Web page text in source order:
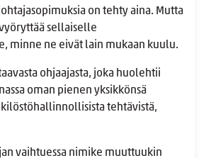
on tehty aina. Mutta
sellaiselle
minne ne eivät lain mukaan kuulu.
ohjaajasta, joka huolehtii
oman pienen yksikkönsä
tehtävistä,
vaihtuessa nimike muuttuukin